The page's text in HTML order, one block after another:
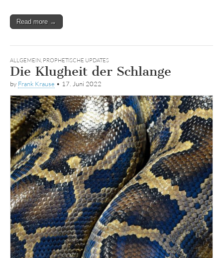
Read more →
ALLGEMEIN PROPHETISCHE UPDATES
Die Klugheit der Schlange
by Frank Krause • 17. Juni 2022